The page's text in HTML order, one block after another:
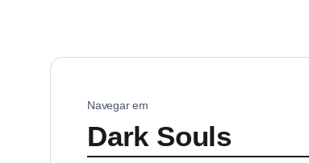
Navegar em
Dark Souls